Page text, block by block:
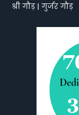
श्री गौड़ | गुर्जर गौड़